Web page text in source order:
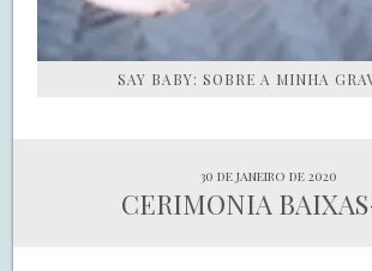
SAY BABY: SOBRE A MINHA
30 de janeiro de 2020
CERIMONIA